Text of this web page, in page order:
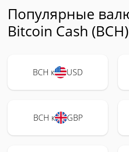
Популярные
Bitcoin Cash (BCH)
BCH к USD
BCH к GBP